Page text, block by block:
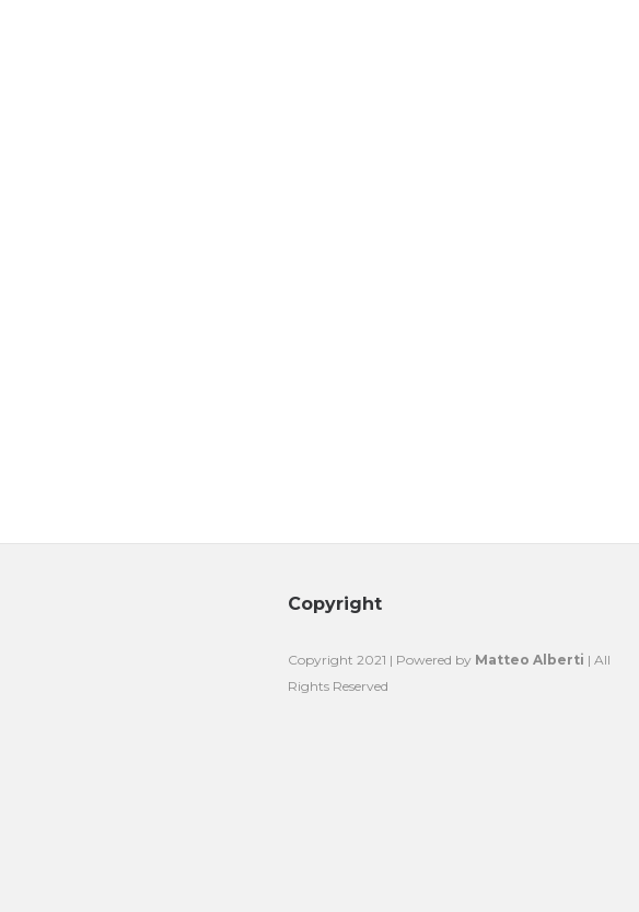
Copyright
Copyright 2021 | Powered by Matteo Alberti | All
Rights Reserved